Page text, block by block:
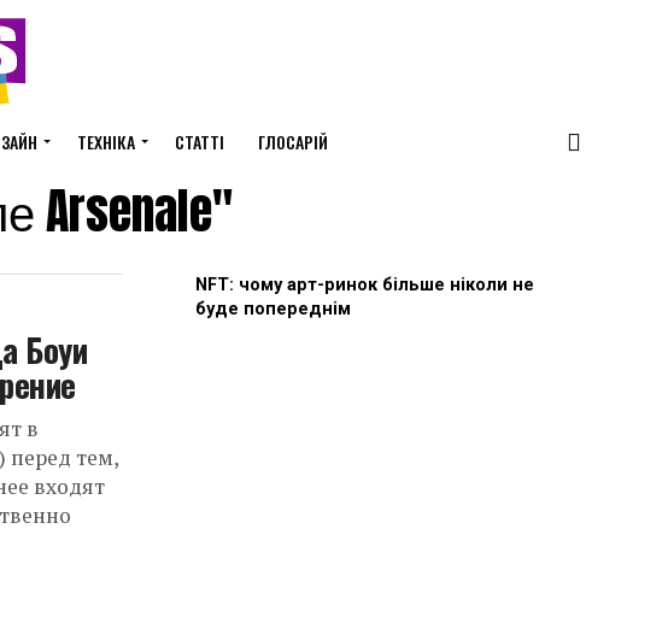
ТЕХНІКА СТАТТІ ГЛОСАРІЙ
Arsenale"
Боуи
в
перед тем,
входят
NFT: чому арт-ринок більше ніколи не
буде попереднім